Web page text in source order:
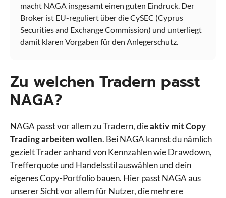
macht NAGA insgesamt einen guten Eindruck. Der
Broker ist EU-reguliert über die CySEC (Cyprus
Securities and Exchange Commission) und unterliegt
damit klaren Vorgaben für den Anlegerschutz.
Zu welchen Tradern passt
NAGA?
NAGA passt vor allem zu Tradern, dieaktiv mit Copy
Trading arbeiten wollen. Bei NAGA kannst du nämlich
gezielt Trader anhand von Kennzahlen wie Drawdown,
Trefferquote und Handelsstil auswählen und dein
eigenes Copy-Portfolio bauen. Hier passt NAGA aus
unserer Sicht vor allem für Nutzer, die mehrere